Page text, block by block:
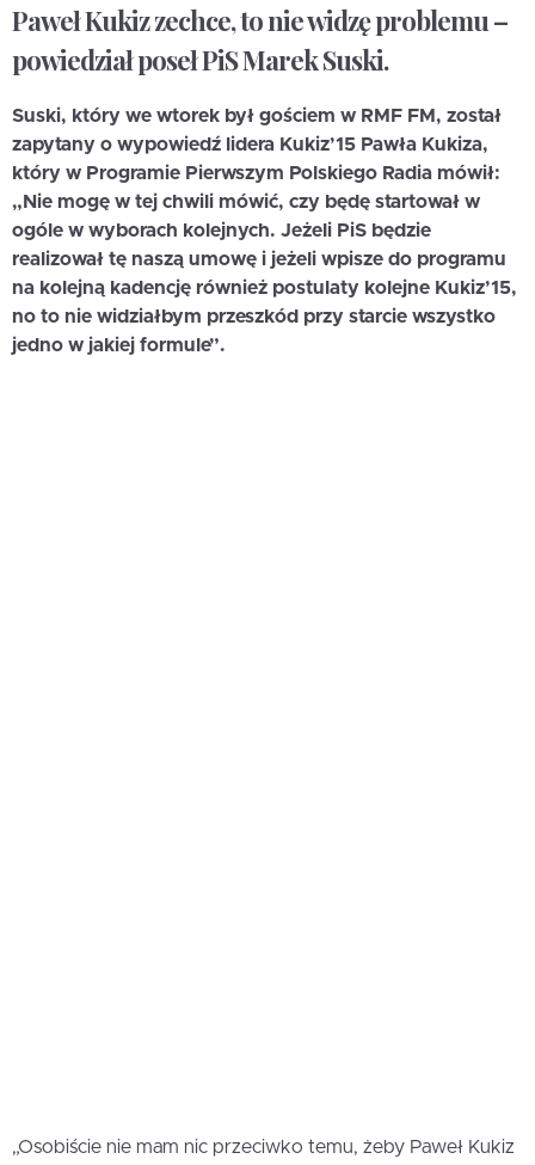
Paweł Kukiz zechce, to nie widzę problemu –
powiedział poseł PiS Marek Suski.
Suski, który we wtorek był gościem w RMF FM, został
zapytany o wypowiedź lidera Kukiz’15 Pawła Kukiza,
który w Programie Pierwszym Polskiego Radia mówił:
„Nie mogę w tej chwili mówić, czy będę startował w
ogóle w wyborach kolejnych. Jeżeli PiS będzie
realizował tę naszą umowę i jeżeli wpisze do programu
na kolejną kadencję również postulaty kolejne Kukiz’15,
no to nie widziałbym przeszkód przy starcie wszystko
jedno w jakiej formule”.
„Osobiście nie mam nic przeciwko temu, żeby Paweł Kukiz